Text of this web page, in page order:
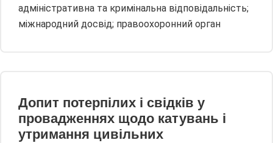
адміністративна та кримінальна відповідальність;
міжнародний досвід; правоохоронний орган
Допит потерпілих і свідків у
провадженнях щодо катувань і
утримання цивільних